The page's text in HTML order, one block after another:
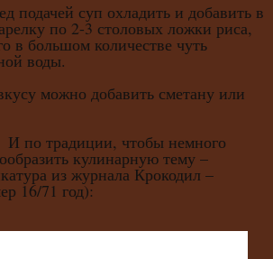
суп охладить и добавить в
по 2-3 столовых ложки риса,
в большом количестве чуть
воды.
можно добавить сметану или
традиции, чтобы немного
кулинарную тему –
из журнала Крокодил –
16/71 год):